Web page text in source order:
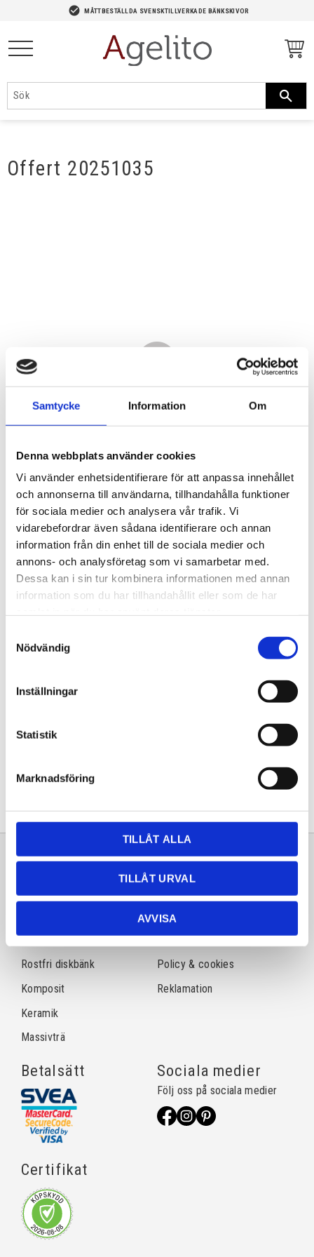
Samtycke Information Om
Denna webbplats använder cookies
Vi använder enhetsidentifierare för att anpassa innehållet
och annonserna till användarna, tillhandahålla funktioner
för sociala medier och analysera vår trafik. Vi
vidarebefordrar även sådana identifierare och annan
information från din enhet till de sociala medier och
annons- och analysföretag som vi samarbetar med.
Dessa kan i sin tur kombinera informationen med annan
information som du har tillhandahållit eller som de har
Nödvändig
Inställningar
Statistik
Marknadsföring
TILLÅT ALLA
TILLÅT URVAL
AVVISA
check_circle MÅTTBESTÄLLDA SVENSKTILLVERKADE BÄNKSKIVOR
Offert 20251035
1 950,00KR
Antal
Lagervara
Artikelnr
20251035
Sortiment
Natursten
Rostfri diskbänk
Komposit
Keramik
Massivträ
Information
Frågor & svar
Köpvillkor
Policy & cookies
Reklamation
Betalsätt
Certifikat
Sociala medier
Följ oss på sociala medier